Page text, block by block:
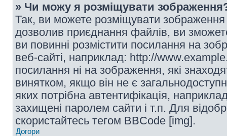
» Чи можу я розміщувати
Так, ви можете розміщувати
дозволив приєднання файлів, ви
ви повинні розмістити посилання на
веб-сайті, наприклад: http://
посилання ні на зображення, які
винятком, якщо він не є
яких потрібна автентифікація,
захищені паролем сайти і т.п. Для
скористайтесь тегом BBCode [img].
Догори